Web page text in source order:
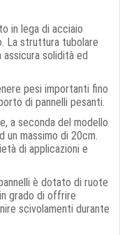
in lega di acciaio
La struttura tubolare
solidità ed
pesi importanti fino
di pannelli pesanti.
a seconda del modello
un massimo di 20cm.
di applicazioni e
è dotato di ruote
grado di offrire
scivolamenti durante